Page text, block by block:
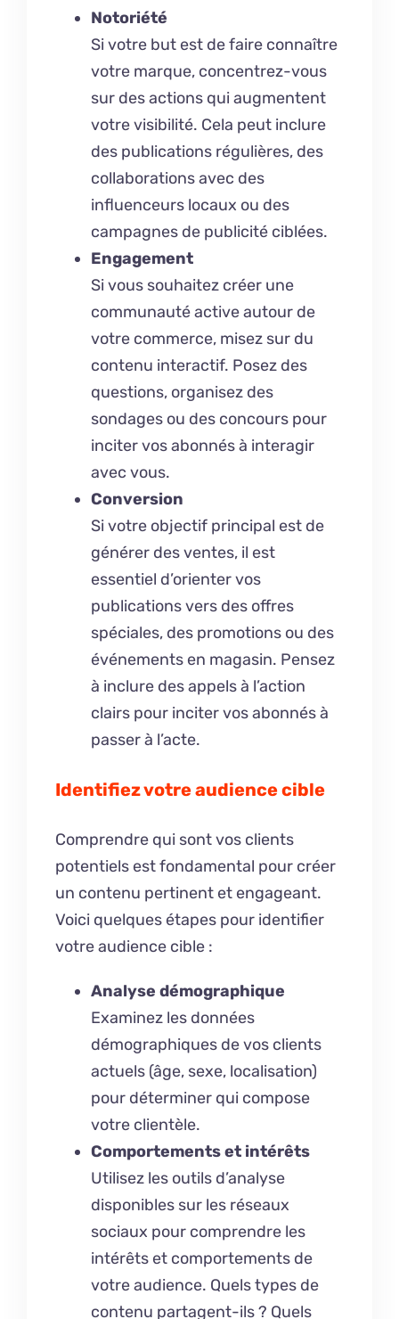
Notoriété
Si votre but est de faire connaître
votre marque, concentrez-vous
sur des actions qui augmentent
votre visibilité. Cela peut inclure
des publications régulières, des
collaborations avec des
influenceurs locaux ou des
campagnes de publicité ciblées.
Engagement
Si vous souhaitez créer une
communauté active autour de
votre commerce, misez sur du
contenu interactif. Posez des
questions, organisez des
sondages ou des concours pour
inciter vos abonnés à interagir
avec vous.
Conversion
Si votre objectif principal est de
générer des ventes, il est
essentiel d’orienter vos
publications vers des offres
spéciales, des promotions ou des
événements en magasin. Pensez
à inclure des appels à l’action
clairs pour inciter vos abonnés à
passer à l’acte.
Identifiez votre audience cible
Comprendre qui sont vos clients
potentiels est fondamental pour créer
un contenu pertinent et engageant.
Voici quelques étapes pour identifier
votre audience cible :
Analyse démographique
Examinez les données
démographiques de vos clients
actuels (âge, sexe, localisation)
pour déterminer qui compose
votre clientèle.
Comportements et intérêts
Utilisez les outils d’analyse
disponibles sur les réseaux
sociaux pour comprendre les
intérêts et comportements de
votre audience. Quels types de
contenu partagent-ils ? Quels